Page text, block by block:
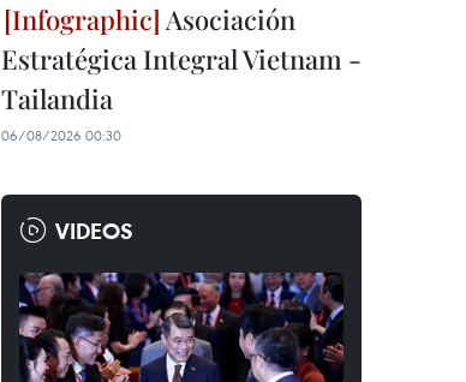
Asociación
Estratégica Integral Vietnam -
Tailandia
06/08/2026 00:30
VIDEOS